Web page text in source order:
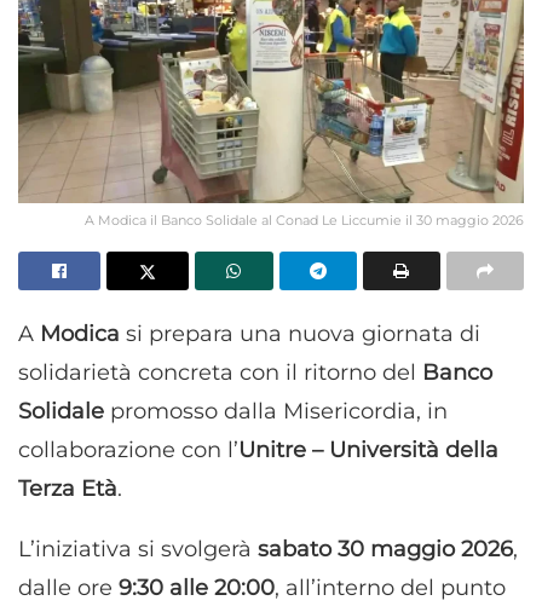
A Modica il Banco Solidale al Conad Le Liccumie il 30 maggio 2026
A Modica si prepara una nuova giornata di
solidarietà concreta con il ritorno del Banco
Solidale promosso dalla Misericordia, in
collaborazione con l’Unitre – Università della
Terza Età.
L’iniziativa si svolgerà sabato 30 maggio 2026,
dalle ore 9:30 alle 20:00, all’interno del punto